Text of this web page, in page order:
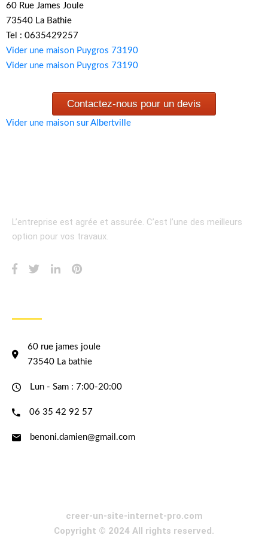
60 Rue James Joule
73540 La Bathie
Tel : 0635429257
Vider une maison Puygros 73190
Vider une maison Puygros 73190
Contactez-nous pour un devis
Vider une maison sur Albertville
L’entreprise est agrée et assurée. C’est l’une des meilleurs
option pour vos travaux.
60 rue james joule
73540 La bathie
Lun - Sam : 7:00-20:00
06 35 42 92 57
benoni.damien@gmail.com
creer-un-site-internet-pro.com
Copyright © 2024 All rights reserved.